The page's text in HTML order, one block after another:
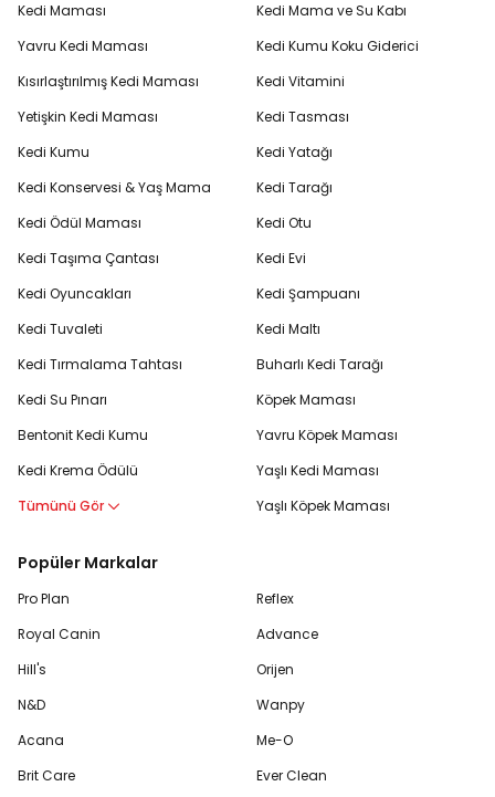
Kedi Maması
Yavru Kedi Maması
Kısırlaştırılmış Kedi Maması
Yetişkin Kedi Maması
Kedi Kumu
Kedi Konservesi & Yaş Mama
Kedi Ödül Maması
Kedi Taşıma Çantası
Kedi Oyuncakları
Kedi Tuvaleti
Kedi Tırmalama Tahtası
Kedi Su Pınarı
Bentonit Kedi Kumu
Kedi Krema Ödülü
Tümünü Gör
Kedi Mama ve Su Kabı
Kedi Kumu Koku Giderici
Kedi Vitamini
Kedi Tasması
Kedi Yatağı
Kedi Tarağı
Kedi Otu
Kedi Evi
Kedi Şampuanı
Kedi Maltı
Buharlı Kedi Tarağı
Köpek Maması
Yavru Köpek Maması
Yaşlı Kedi Maması
Yaşlı Köpek Maması
Popüler Markalar
Pro Plan
Royal Canin
Hill's
N&D
Acana
Brit Care
Reflex
Advance
Orijen
Wanpy
Me-O
Ever Clean